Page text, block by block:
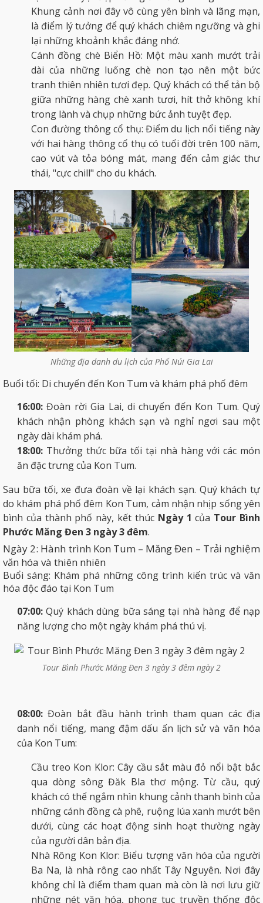
Khung cảnh nơi đây vô cùng yên bình và lãng mạn,
là điểm lý tưởng để quý khách chiêm ngưỡng và ghi
lại những khoảnh khắc đáng nhớ.
Cánh đồng chè Biển Hồ: Một màu xanh mướt trải
dài của những luống chè non tạo nên một bức
tranh thiên nhiên tươi đẹp. Quý khách có thể tản bộ
giữa những hàng chè xanh tươi, hít thở không khí
trong lành và chụp những bức ảnh tuyệt đẹp.
Con đường thông cổ thụ: Điểm du lịch nổi tiếng này
với hai hàng thông cổ thụ có tuổi đời trên 100 năm,
cao vút và tỏa bóng mát, mang đến cảm giác thư
thái, "cực chill" cho du khách.
Những địa danh du lịch của Phố Núi Gia Lai
Buổi tối: Di chuyển đến Kon Tum và khám phá phố đêm
16:00: Đoàn rời Gia Lai, di chuyển đến Kon Tum. Quý
khách nhận phòng khách sạn và nghỉ ngơi sau một
ngày dài khám phá.
18:00: Thưởng thức bữa tối tại nhà hàng với các món
ăn đặc trưng của Kon Tum.
Sau bữa tối, xe đưa đoàn về lại khách sạn. Quý khách tự
do khám phá phố đêm Kon Tum, cảm nhận nhịp sống yên
bình của thành phố này, kết thúc Ngày 1 của Tour Bình
Phước Măng Đen 3 ngày 3 đêm.
Ngày 2: Hành trình Kon Tum – Măng Đen – Trải nghiệm
văn hóa và thiên nhiên
Buổi sáng: Khám phá những công trình kiến trúc và văn
hóa độc đáo tại Kon Tum
07:00: Quý khách dùng bữa sáng tại nhà hàng để nạp
năng lượng cho một ngày khám phá thú vị.
Tour Bình Phước Măng Đen 3 ngày 3 đêm ngày 2
08:00: Đoàn bắt đầu hành trình tham quan các địa
danh nổi tiếng, mang đậm dấu ấn lịch sử và văn hóa
của Kon Tum:
Cầu treo Kon Klor: Cây cầu sắt màu đỏ nổi bật bắc
qua dòng sông Đăk Bla thơ mộng. Từ cầu, quý
khách có thể ngắm nhìn khung cảnh thanh bình của
những cánh đồng cà phê, ruộng lúa xanh mướt bên
dưới, cùng các hoạt động sinh hoạt thường ngày
của người dân bản địa.
Nhà Rông Kon Klor: Biểu tượng văn hóa của người
Ba Na, là nhà rông cao nhất Tây Nguyên. Nơi đây
không chỉ là điểm tham quan mà còn là nơi lưu giữ
những nét văn hóa, phong tục truyền thống độc